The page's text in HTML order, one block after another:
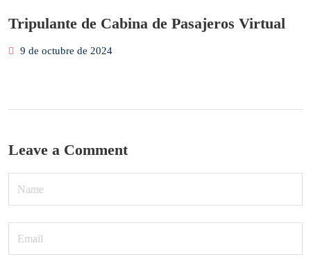
Tripulante de Cabina de Pasajeros Virtual
9 de octubre de 2024
Leave a Comment